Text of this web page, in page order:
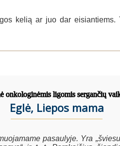
kelią ar juo dar eisiantiems.
onkologinėmis ligomis sergančių
Eglė, Liepos mama
pasaulyje. Yra